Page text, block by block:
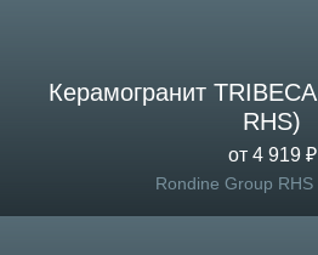
Керамогранит
RHS)
от 4 919 ₽
Rondine Group